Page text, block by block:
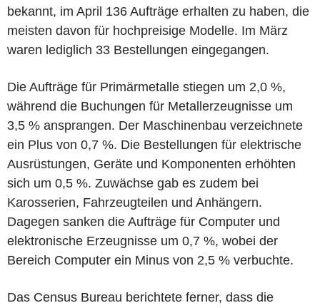
bekannt, im April 136 Aufträge erhalten zu haben, die
meisten davon für hochpreisige Modelle. Im März
waren lediglich 33 Bestellungen eingegangen.
Die Aufträge für Primärmetalle stiegen um 2,0 %,
während die Buchungen für Metallerzeugnisse um
3,5 % ansprangen. Der Maschinenbau verzeichnete
ein Plus von 0,7 %. Die Bestellungen für elektrische
Ausrüstungen, Geräte und Komponenten erhöhten
sich um 0,5 %. Zuwächse gab es zudem bei
Karosserien, Fahrzeugteilen und Anhängern.
Dagegen sanken die Aufträge für Computer und
elektronische Erzeugnisse um 0,7 %, wobei der
Bereich Computer ein Minus von 2,5 % verbuchte.
Das Census Bureau berichtete ferner, dass die